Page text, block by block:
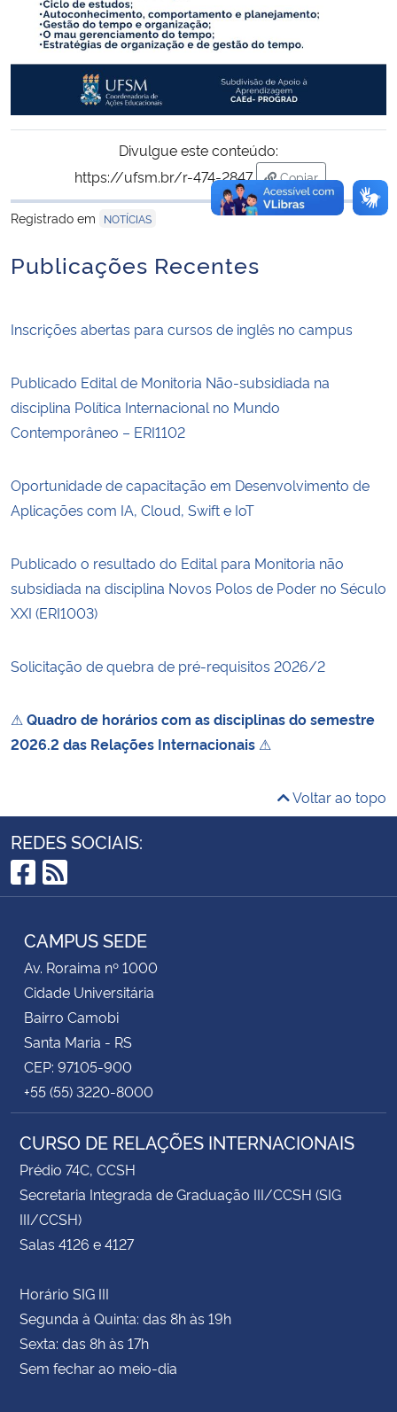
Divulgue este conteúdo:
https://ufsm.br/r-474-2847
Copiar
para área de
Registrado em
NOTÍCIAS
Publicações Recentes
Inscrições abertas para cursos de inglês no campus
Publicado Edital de Monitoria Não-subsidiada na
disciplina Política Internacional no Mundo
Contemporâneo – ERI1102
Oportunidade de capacitação em Desenvolvimento de
Aplicações com IA, Cloud, Swift e IoT
Publicado o resultado do Edital para Monitoria não
subsidiada na disciplina Novos Polos de Poder no Século
XXI (ERI1003)
Solicitação de quebra de pré-requisitos 2026/2
⚠ Quadro de horários com as disciplinas do semestre
2026.2 das Relações Internacionais ⚠
Voltar ao topo
REDES SOCIAIS:
Facebook
RSS
CAMPUS SEDE
Av. Roraima nº 1000
Cidade Universitária
Bairro Camobi
Santa Maria - RS
CEP: 97105-900
+55 (55) 3220-8000
CURSO DE RELAÇÕES INTERNACIONAIS
Prédio 74C, CCSH
Secretaria Integrada de Graduação III/CCSH (SIG
III/CCSH)
Salas 4126 e 4127
Horário SIG III
Segunda à Quinta: das 8h às 19h
Sexta: das 8h às 17h
Sem fechar ao meio-dia